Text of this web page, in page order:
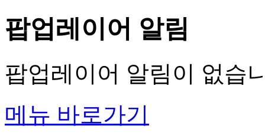
팝업레이어 알림
팝업레이어 알림이 없습
메뉴 바로가기